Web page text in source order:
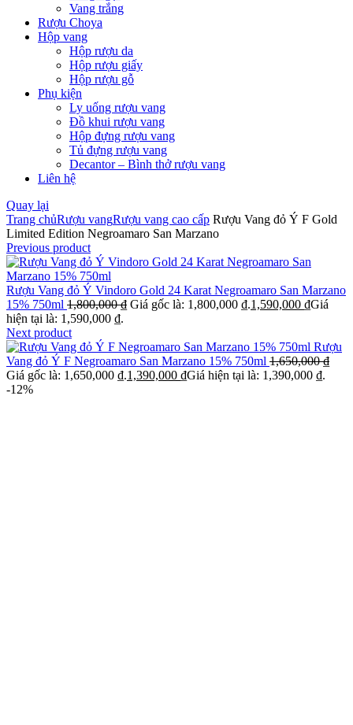
Vang trắng
Rượu Choya
Hộp vang
Hộp rượu da
Hộp rượu giấy
Hộp rượu gỗ
Phụ kiện
Ly uống rượu vang
Đồ khui rượu vang
Hộp đựng rượu vang
Tủ đựng rượu vang
Decantor – Bình thở rượu vang
Liên hệ
Quay lại
Trang chủRượu vangRượu vang cao cấp Rượu Vang đỏ Ý F Gold
Limited Edition Negroamaro San Marzano
Previous product
Rượu Vang đỏ Ý Vindoro Gold 24 Karat Negroamaro San Marzano
15% 750ml 1,800,000₫ Giá gốc là: 1,800,000 ₫.1,590,000 ₫Giá
hiện tại là: 1,590,000 ₫.
Next product
Rượu
Vang đỏ Ý F Negroamaro San Marzano 15% 750ml 1,650,000₫
Giá gốc là: 1,650,000 ₫.1,390,000 ₫Giá hiện tại là: 1,390,000 ₫.
-12%